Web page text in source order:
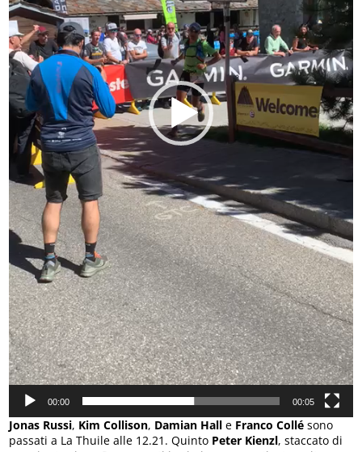
00:00 00:05
Jonas Russi, Kim Collison, Damian Hall e Franco Collé sono
passati a La Thuile alle 12.21. Quinto Peter Kienzl, staccato di